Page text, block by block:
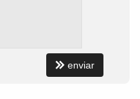
enviar